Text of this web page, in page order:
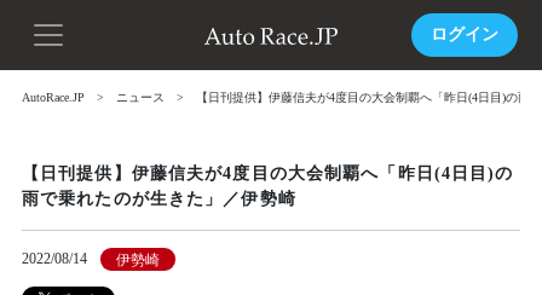
ログイン
AutoRace.JP ニュース 【日刊提供】伊藤信夫が4度目の大会制覇へ「昨日(4日目)の雨
【日刊提供】伊藤信夫が4度目の大会制覇へ「昨日(4日目)の
雨で乗れたのが生きた」／伊勢崎
2022/08/14 伊勢崎